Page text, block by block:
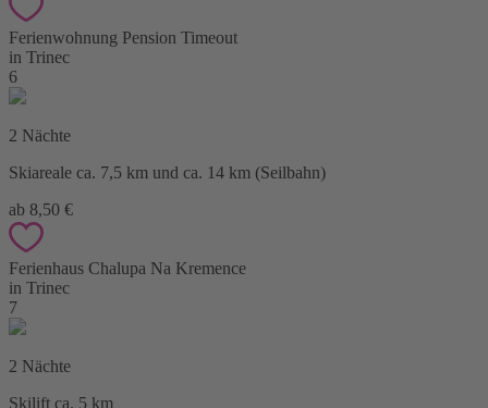
Ferienwohnung Pension Timeout
in Trinec
6
2 Nächte
Skiareale ca. 7,5 km und ca. 14 km (Seilbahn)
ab 8,50 €
Ferienhaus Chalupa Na Kremence
in Trinec
7
2 Nächte
Skilift ca. 5 km